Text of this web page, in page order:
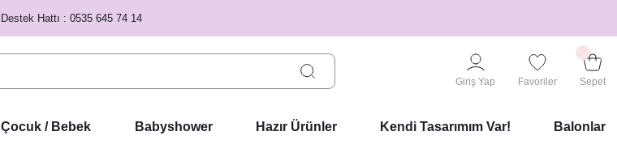
Destek Hattı : 0535 645 74 14
Giriş Yap Favoriler Sepet
Çocuk / Bebek Babyshower Hazır Ürünler Kendi Tasarımım Var! Balonlar